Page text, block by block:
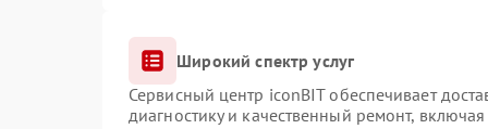
Широкий спектр услуг
Сервисный центр iconBIT обеспечивает
диагностику и качественный ремонт,